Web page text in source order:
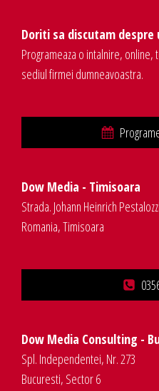
Doriti sa discutam
Programeaza o intalnire,
sediul firmei dumneavoastra.
Dow Media - Timisoara
Strada. Johann Heinrich
Romania, Timisoara
Dow Media Consulting -
Spl. Independentei, Nr. 273
Bucuresti, Sector 6